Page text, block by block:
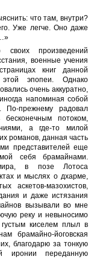
что там, внутри?
Уже легче. Оно даже
произведений
военные учения
книг данной
эпопеи. Однако
очень аккуратно,
напоминая собой
По-прежнему радовал
потоком,
а где-то милой
романов, данная часть
представителей еще
себя брамайнами.
в позе Лотоса
и мыслях о дхарме,
мазохистов,
и даже истязания
вызывали во мне
реку и невыносимо
киселем плыл в
брамайно-йоговская
благодарю за тонкую
иронии переданную